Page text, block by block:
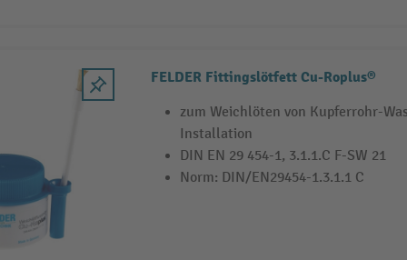
FELDER Fittingslötfett Cu-Roplus®
zum Weichlöten von Kupferrohr-
Installation
DIN EN 29 454-1, 3.1.1.C F-SW 21
Norm: DIN/EN29454-1.3.1.1 C